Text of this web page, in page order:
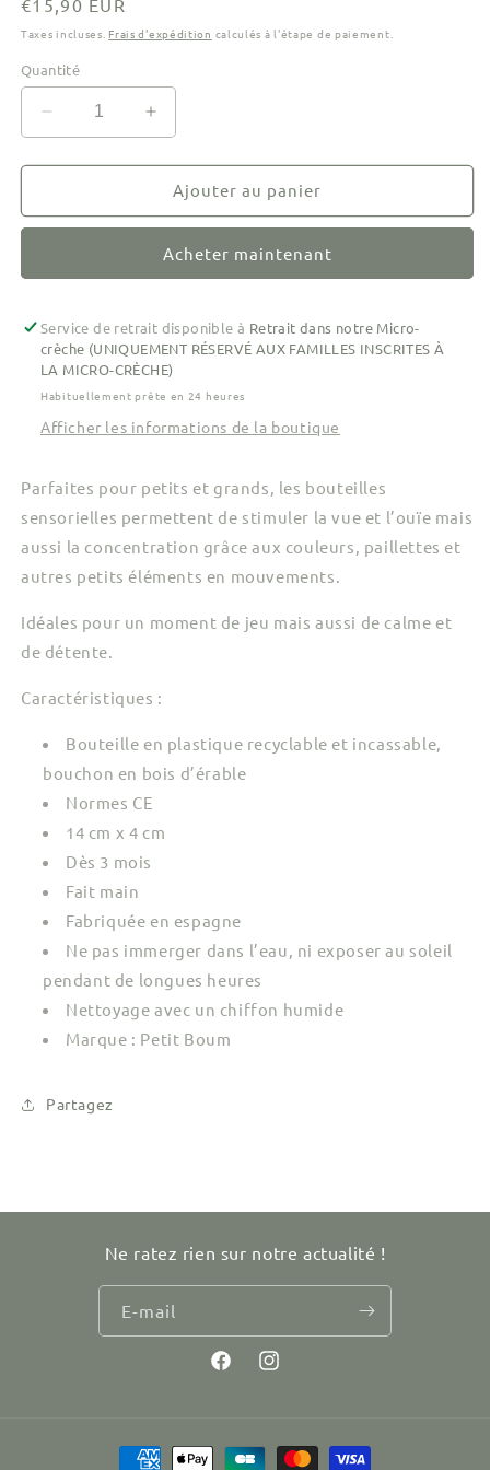
habituel
Taxes incluses. Frais d'expédition calculés à l'étape de paiement.
Quantité
Réduire
la
quantité
Bouteille
Légumes
Augmenter
la
quantité
Bouteille
Légumes
Ajouter au panier
Acheter maintenant
Service de retrait disponible à Retrait dans notre Micro-
crèche (UNIQUEMENT RÉSERVÉ AUX FAMILLES INSCRITES À
LA MICRO-CRÈCHE)
Habituellement prête en 24 heures
Afficher les informations de la boutique
Parfaites pour petits et grands, les bouteilles
sensorielles permettent de stimuler la vue et l’ouïe mais
aussi la concentration grâce aux couleurs, paillettes et
autres petits éléments en mouvements.
Idéales pour un moment de jeu mais aussi de calme et
de détente.
Caractéristiques :
Bouteille en plastique recyclable et incassable,
bouchon en bois d’érable
Normes CE
14 cm x 4 cm
Dès 3 mois
Fait main
Fabriquée en espagne
Ne pas immerger dans l’eau, ni exposer au soleil
pendant de longues heures
Nettoyage avec un chiffon humide
Marque : Petit Boum
Partagez
Ne ratez rien sur notre actualité !
E-mail
FacebookInstagram
Moyens